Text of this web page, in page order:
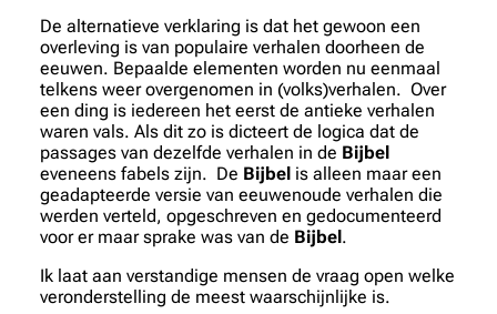
De alternatieve verklaring is dat het gewoon een
overleving is van populaire verhalen doorheen de
eeuwen. Bepaalde elementen worden nu eenmaal
telkens weer overgenomen in (volks)verhalen. Over
een ding is iedereen het eerst de antieke verhalen
waren vals. Als dit zo is dicteert de logica dat de
passages van dezelfde verhalen in de Bijbel
eveneens fabels zijn. De Bijbel is alleen maar een
geadapteerde versie van eeuwenoude verhalen die
werden verteld, opgeschreven en gedocumenteerd
voor er maar sprake was van de Bijbel.
Ik laat aan verstandige mensen de vraag open welke
veronderstelling de meest waarschijnlijke is.